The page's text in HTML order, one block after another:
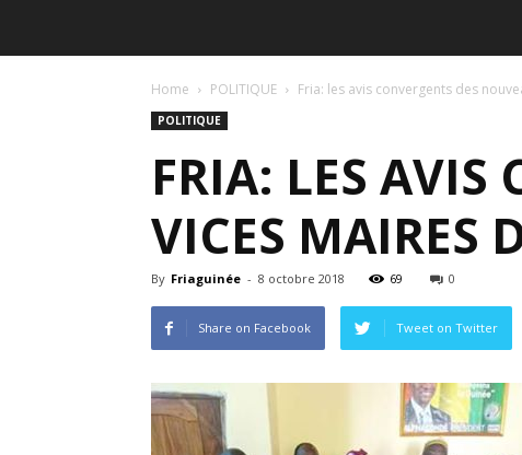
Home POLITIQUE Fria: les avis convergents des
POLITIQUE
FRIA: LES AVIS
VICES MAIRES
By Friaguinée - 8 octobre 2018 69 0
Share on Facebook Tweet on Twitter